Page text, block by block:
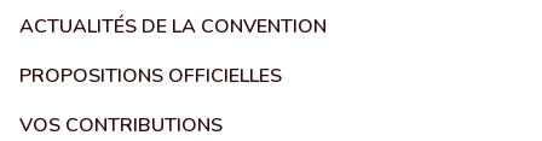
ACTUALITÉS DE LA CONVENTION
PROPOSITIONS OFFICIELLES
VOS CONTRIBUTIONS